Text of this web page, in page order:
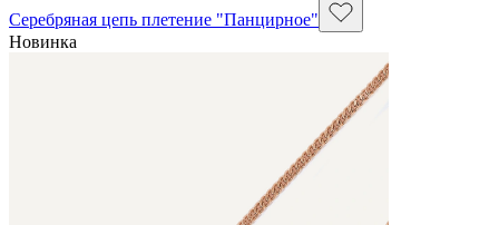
Серебряная цепь плетение "Панцирное"
Новинка